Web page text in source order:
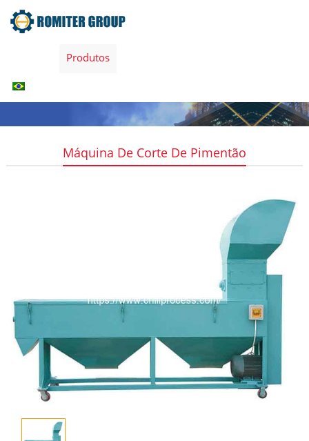
Produtos
Máquina De Corte De Pimentão